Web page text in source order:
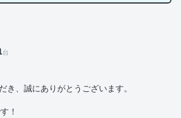
台
き、誠にありがとうございます。
！